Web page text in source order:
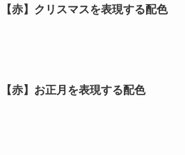
【赤】クリスマスを表現する配色
【赤】お正月を表現する配色